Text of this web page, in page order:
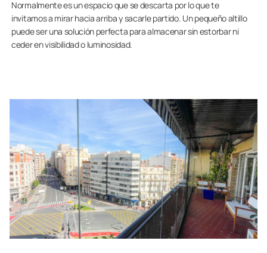
Normalmente es un espacio que se descarta por lo que te
invitamos a mirar hacia arriba y sacarle partido. Un pequeño altillo
puede ser una solución perfecta para almacenar sin estorbar ni
ceder en visibilidad o luminosidad.